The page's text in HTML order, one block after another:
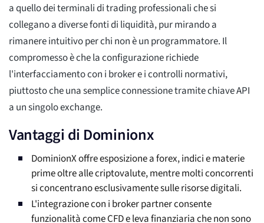
a quello dei terminali di trading professionali che si
collegano a diverse fonti di liquidità, pur mirando a
rimanere intuitivo per chi non è un programmatore. Il
compromesso è che la configurazione richiede
l'interfacciamento con i broker e i controlli normativi,
piuttosto che una semplice connessione tramite chiave API
a un singolo exchange.
Vantaggi di Dominionx
DominionX offre esposizione a forex, indici e materie
prime oltre alle criptovalute, mentre molti concorrenti
si concentrano esclusivamente sulle risorse digitali.
L'integrazione con i broker partner consente
funzionalità come CFD e leva finanziaria che non sono